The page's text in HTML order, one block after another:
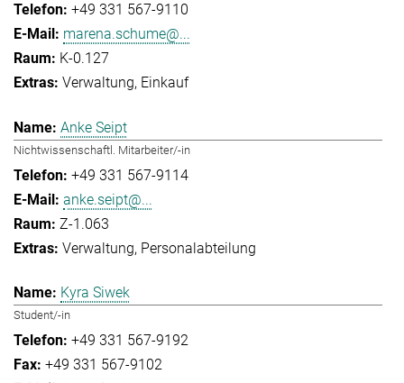
+49 331 567-9110
marena.schume@...
K-0.127
Verwaltung Einkauf
Anke Seipt
Nichtwissenschaftl. Mitarbeiter/-in
+49 331 567-9114
anke.seipt@...
Z-1.063
Verwaltung Personalabteilung
Kyra Siwek
Student/-in
+49 331 567-9192
+49 331 567-9102